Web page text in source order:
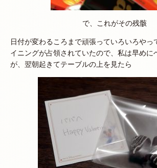
で、これがその残骸
日付が変わるころまで頑張っていろいろやっ
イニングが占領されていたので、私は早めに
が、翌朝起きてテーブルの上を見たら